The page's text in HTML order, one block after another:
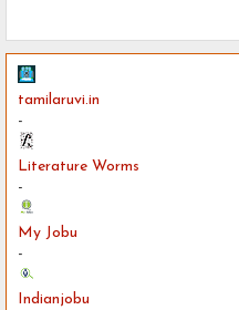
tamilaruvi.in
-
Literature Worms
-
My Jobu
-
Indianjobu